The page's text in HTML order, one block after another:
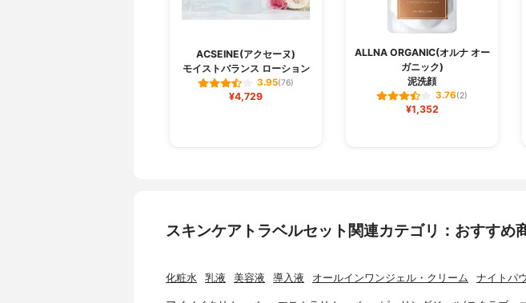
ACSEINE(アクセーヌ)
モイストバランス ローション
3.95(76)
¥4,729
ALLNA ORGANIC(オルナ オー
ガニック)
泥洗顔
3.76(2)
¥1,352
スキンケアトラベルセット関連カテゴリ：おすすめ
化粧水 乳液 美容液 導入液 オールインワンジェル・クリーム ナイトパ